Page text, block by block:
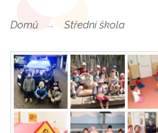
Domů Střední škola